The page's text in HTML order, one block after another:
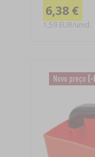
6,38 €
1,59 EUR/unid.
Novo preço